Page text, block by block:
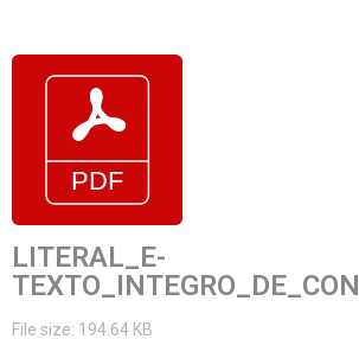
LITERAL_E-
File size: 194.64 KB